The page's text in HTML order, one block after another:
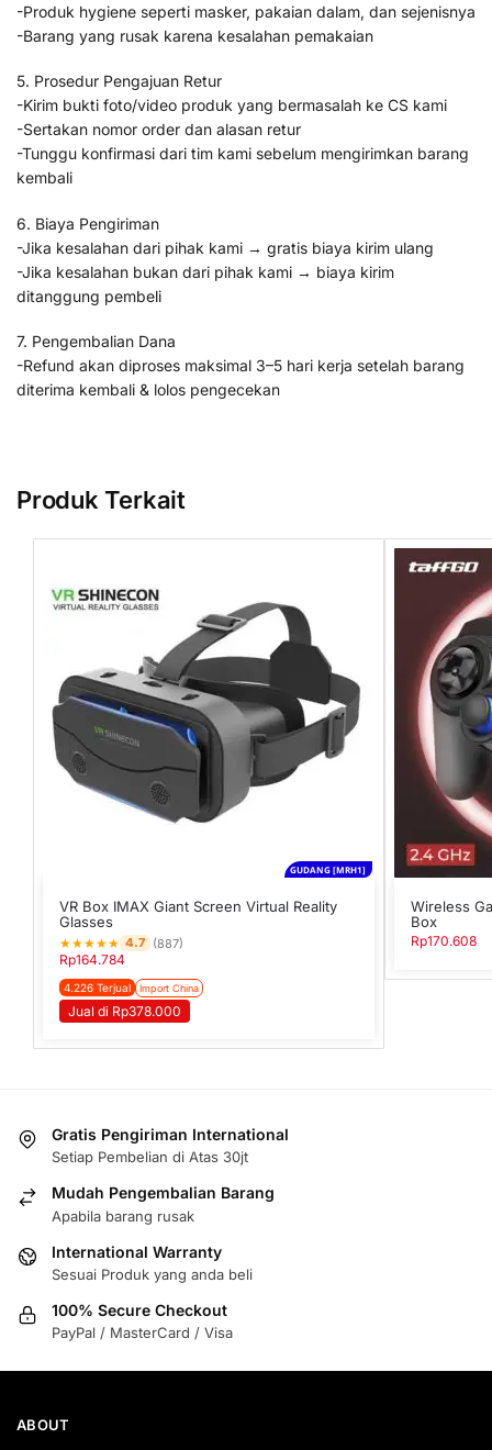
-Produk hygiene seperti masker, pakaian dalam, dan sejenisnya
-Barang yang rusak karena kesalahan pemakaian
5. Prosedur Pengajuan Retur
-Kirim bukti foto/video produk yang bermasalah ke CS kami
-Sertakan nomor order dan alasan retur
-Tunggu konfirmasi dari tim kami sebelum mengirimkan barang
kembali
6. Biaya Pengiriman
-Jika kesalahan dari pihak kami → gratis biaya kirim ulang
-Jika kesalahan bukan dari pihak kami → biaya kirim
ditanggung pembeli
7. Pengembalian Dana
-Refund akan diproses maksimal 3–5 hari kerja setelah barang
diterima kembali & lolos pengecekan
Produk Terkait
GUDANG [MRH1]
VR Box IMAX Giant Screen Virtual Reality
Glasses
★★★★★ 4.7 (887)
Rp164.784
4.226 Terjual Import China
Jual di Rp378.000
Wireless
Box
Rp170.608
Gratis Pengiriman International
Setiap Pembelian di Atas 30jt
Mudah Pengembalian Barang
Apabila barang rusak
International Warranty
Sesuai Produk yang anda beli
100% Secure Checkout
PayPal / MasterCard / Visa
ABOUT